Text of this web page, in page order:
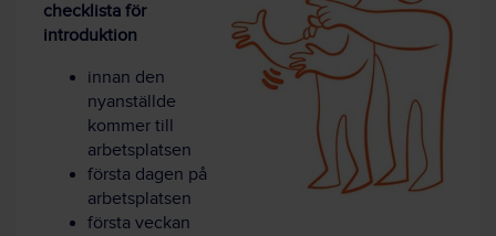
checklista för
introduktion
innan den
nyanställde
kommer till
arbetsplatsen
första dagen på
arbetsplatsen
första veckan